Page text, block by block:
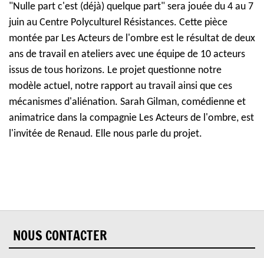
"Nulle part c'est (déjà) quelque part" sera jouée du 4 au 7
juin au Centre Polyculturel Résistances. Cette pièce
montée par Les Acteurs de l'ombre est le résultat de deux
ans de travail en ateliers avec une équipe de 10 acteurs
issus de tous horizons. Le projet questionne notre
modèle actuel, notre rapport au travail ainsi que ces
mécanismes d'aliénation. Sarah Gilman, comédienne et
animatrice dans la compagnie Les Acteurs de l'ombre, est
l'invitée de Renaud. Elle nous parle du projet.
NOUS CONTACTER